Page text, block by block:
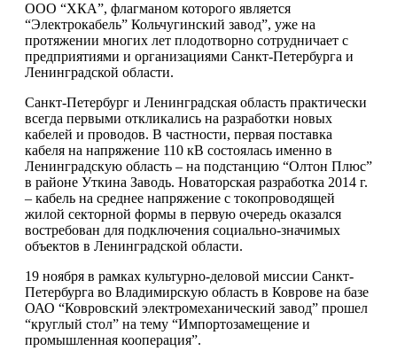
ООО “ХКА”, флагманом которого является
“Электрокабель” Кольчугинский завод”, уже на
протяжении многих лет плодотворно сотрудничает с
предприятиями и организациями Санкт-Петербурга и
Ленинградской области.
Санкт-Петербург и Ленинградская область практически
всегда первыми откликались на разработки новых
кабелей и проводов. В частности, первая поставка
кабеля на напряжение 110 кВ состоялась именно в
Ленинградскую область – на подстанцию “Олтон Плюс”
в районе Уткина Заводь. Новаторская разработка 2014 г.
– кабель на среднее напряжение с токопроводящей
жилой секторной формы в первую очередь оказался
востребован для подключения социально-значимых
объектов в Ленинградской области.
19 ноября в рамках культурно-деловой миссии Санкт-
Петербурга во Владимирскую область в Коврове на базе
ОАО “Ковровский электромеханический завод” прошел
“круглый стол” на тему “Импортозамещение и
промышленная кооперация”.